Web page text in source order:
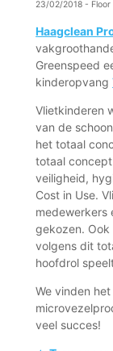
23/02/2018 - Floor
Haagclean
Greenspeed
kinderopvang
Vlietkinderen
van de
het totaal
totaal
veiligheid,
Cost in Use.
medewerkers
gekozen. Ook
volgens dit
hoofdrol
We vinden
veel succes!